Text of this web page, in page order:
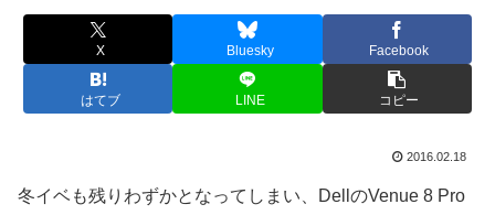
X Bluesky Facebook
はてブ LINE コピー
2016.02.18
冬イベも残りわずかとなってしまい、DellのVenue 8 Pro